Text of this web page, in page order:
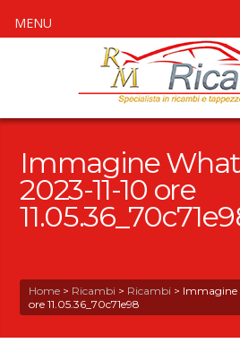
Immagine
2023-11-10 ore
Home > Ricambi > Ricambi > Immagine
ore 11.05.36_70c71e98
MENU